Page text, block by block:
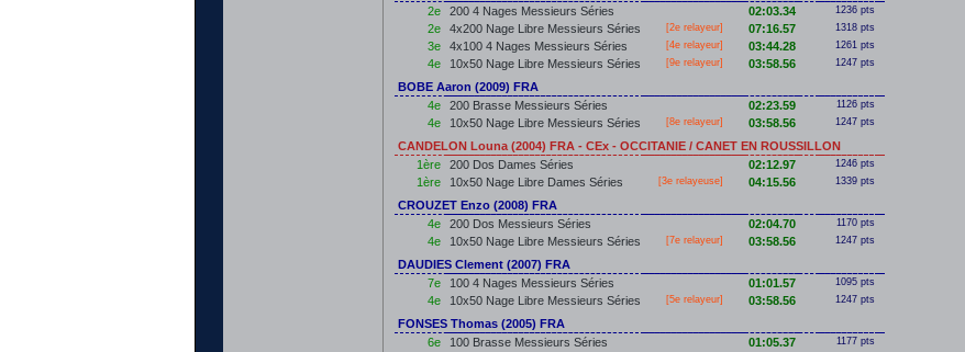
2e
200 4 Nages Messieurs Séries 02:03.34 1236 pts
2e 4x200 Nage Libre Messieurs Séries [2e relayeur] 07:16.57 1318 pts
3e 4x100 4 Nages Messieurs Séries [4e relayeur] 03:44.28 1261 pts
4e 10x50 Nage Libre Messieurs Séries [9e relayeur] 03:58.56 1247 pts
BOBE Aaron (2009) FRA
4e
200 Brasse Messieurs Séries 02:23.59 1126 pts
4e 10x50 Nage Libre Messieurs Séries [8e relayeur] 03:58.56 1247 pts
CANDELON Louna (2004) FRA - CEx - OCCITANIE / CANET EN ROUSSILLON
1ère
200 Dos Dames Séries 02:12.97 1246 pts
1ère 10x50 Nage Libre Dames Séries [3e relayeuse] 04:15.56 1339 pts
CROUZET Enzo (2008) FRA
4e
200 Dos Messieurs Séries 02:04.70 1170 pts
4e 10x50 Nage Libre Messieurs Séries [7e relayeur] 03:58.56 1247 pts
DAUDIES Clement (2007) FRA
7e
100 4 Nages Messieurs Séries 01:01.57 1095 pts
4e 10x50 Nage Libre Messieurs Séries [5e relayeur] 03:58.56 1247 pts
FONSES Thomas (2005) FRA
6e
100 Brasse Messieurs Séries 01:05.37 1177 pts